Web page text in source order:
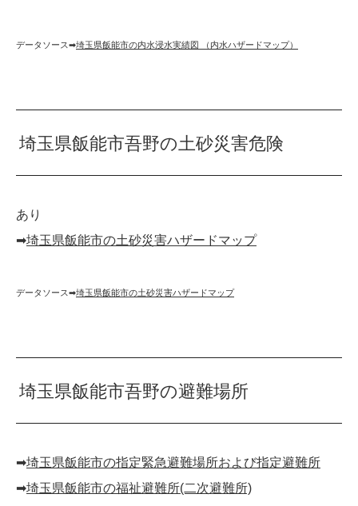
データソース➡︎埼玉県飯能市の内水浸水実績図 （内水ハザードマップ）
埼玉県飯能市吾野の土砂災害危険
あり
➡︎埼玉県飯能市の土砂災害ハザードマップ
データソース➡︎埼玉県飯能市の土砂災害ハザードマップ
埼玉県飯能市吾野の避難場所
➡︎埼玉県飯能市の指定緊急避難場所および指定避難所
➡︎埼玉県飯能市の福祉避難所(二次避難所)